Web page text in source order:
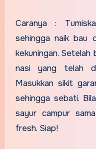
Caranya :
sehingga naik bau
kekuningan. Setelah
nasi yang telah
Masukkan sikit
sehingga sebati.
sayur campur
fresh. Siap!